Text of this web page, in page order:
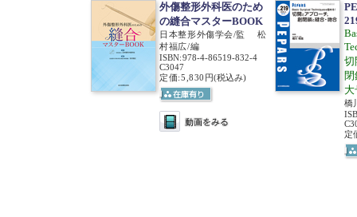
外傷整形外科医のため
の縫合マスターBOOK
日本整形外傷学会/監 松
村福広/編
ISBN:978-4-86519-832-4
C3047
定価:5,830円(税込み)
切
大
橋
定